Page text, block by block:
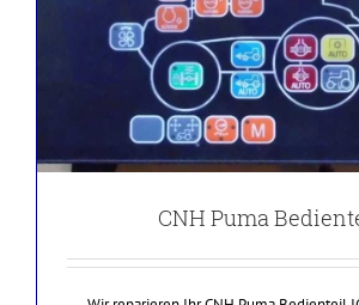
CNH Puma